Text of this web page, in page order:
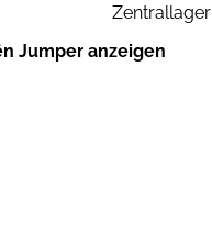
Zentrallager
Jumper anzeigen